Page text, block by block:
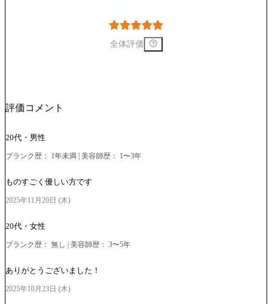
全体評価
評価コメント
20代・男性
ブランク歴： 1年未満 | 美容師歴： 1〜3年
ものすごく優しい方です
2025年11月20日 (木)
20代・女性
ブランク歴： 無し | 美容師歴： 3〜5年
ありがとうございました！
2025年10月23日 (木)